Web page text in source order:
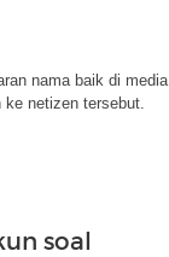
nama baik di media
ke netizen tersebut.
soal